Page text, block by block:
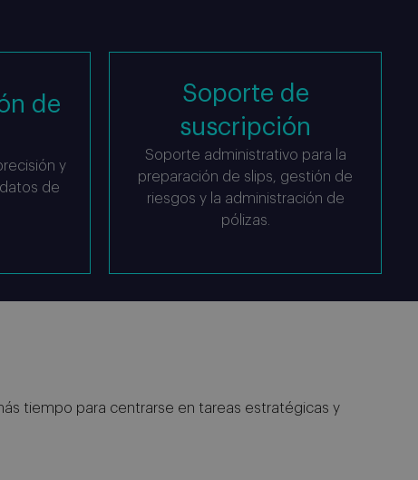
de
y
de
Soporte de
suscripción
Soporte administrativo para la
preparación de slips, gestión de
riesgos y la administración de
pólizas.
tiempo para centrarse en tareas estratégicas y